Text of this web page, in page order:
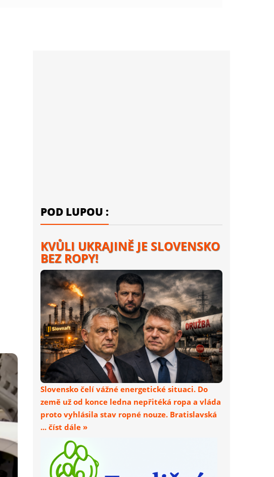
POD LUPOU :
KVŮLI UKRAJINĚ JE SLOVENSKO
BEZ ROPY!
Slovensko čelí vážné energetické situaci. Do
země už od konce ledna nepřitéká ropa a vláda
proto vyhlásila stav ropné nouze. Bratislavská
... číst dále »